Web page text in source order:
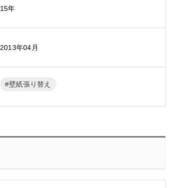
15年
2013年04月
壁紙張り替え